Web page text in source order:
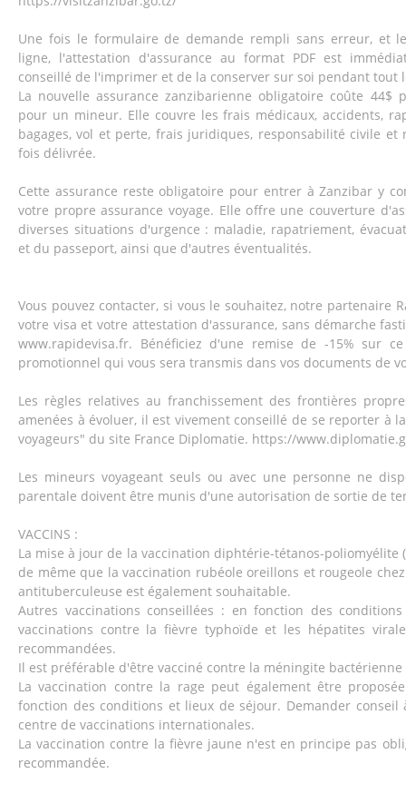
Une fois le formulaire de demande rempli sans erreur, et
ligne, l'attestation d'assurance au format PDF est
conseillé de l'imprimer et de la conserver sur soi pendant tout
La nouvelle assurance zanzibarienne obligatoire coûte 44$
pour un mineur. Elle couvre les frais médicaux, accidents,
bagages, vol et perte, frais juridiques, responsabilité civile et
fois délivrée.
Cette assurance reste obligatoire pour entrer à Zanzibar y
votre propre assurance voyage. Elle offre une couverture
diverses situations d'urgence : maladie, rapatriement,
et du passeport, ainsi que d'autres éventualités.
Vous pouvez contacter, si vous le souhaitez, notre partenaire
votre visa et votre attestation d'assurance, sans démarche
www.rapidevisa.fr. Bénéficiez d'une remise de -15% sur
promotionnel qui vous sera transmis dans vos documents de
Les règles relatives au franchissement des frontières
amenées à évoluer, il est vivement conseillé de se reporter à
voyageurs" du site France Diplomatie. https://
Les mineurs voyageant seuls ou avec une personne ne
parentale doivent être munis d'une autorisation de sortie de
VACCINS :
La mise à jour de la vaccination diphtérie-tétanos-poliomyélite
de même que la vaccination rubéole oreillons et rougeole
antituberculeuse est également souhaitable.
Autres vaccinations conseillées : en fonction des
vaccinations contre la fièvre typhoïde et les hépatites
recommandées.
Il est préférable d'être vacciné contre la méningite bactérienne
La vaccination contre la rage peut également être
fonction des conditions et lieux de séjour. Demander
centre de vaccinations internationales.
La vaccination contre la fièvre jaune n'est en principe pas
recommandée.